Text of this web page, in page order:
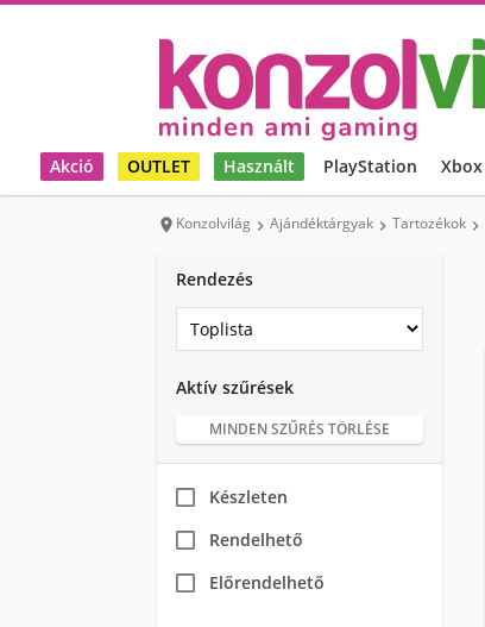
Akció OUTLET Használt PlayStation Xbox
 Konzolvilág  Ajándéktárgyak  Tartozékok 
Rendezés
Aktív szűrések
MINDEN SZŰRÉS TÖRLÉSE
Készleten
Rendelhető
Előrendelhető